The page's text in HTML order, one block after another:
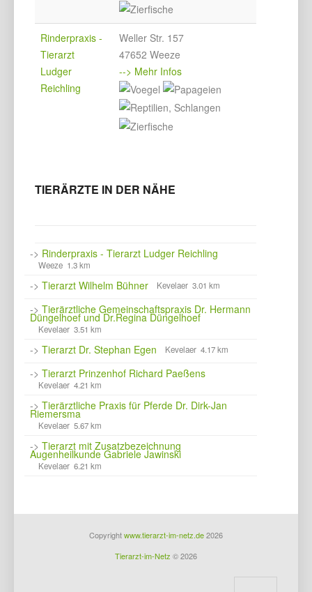
Rinderpraxis -
Tierarzt
Ludger
Reichling
Weller Str. 157
47652 Weeze
--> Mehr Infos
TIERÄRZTE IN DER NÄHE
-> Rinderpraxis - Tierarzt Ludger Reichling
Weeze 1.3 km
-> Tierarzt Wilhelm Bühner Kevelaer 3.01 km
-> Tierärztliche Gemeinschaftspraxis Dr. Hermann
Düngelhoef und Dr.Regina Düngelhoef
Kevelaer 3.51 km
-> Tierarzt Dr. Stephan Egen Kevelaer 4.17 km
-> Tierarzt Prinzenhof Richard Paeßens
Kevelaer 4.21 km
-> Tierärztliche Praxis für Pferde Dr. Dirk-Jan
Riemersma
Kevelaer 5.67 km
-> Tierarzt mit Zusatzbezeichnung
Augenheilkunde Gabriele Jawinski
Kevelaer 6.21 km
Copyrightwww.tierarzt-im-netz.de2026
Tierarzt-im-Netz © 2026